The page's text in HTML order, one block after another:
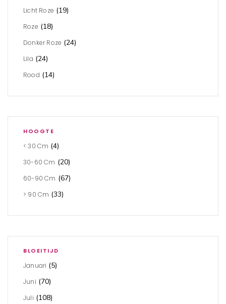
Licht Roze (19)
Roze (18)
Donker Roze (24)
Lila (24)
Rood (14)
HOOGTE
< 30 Cm (4)
30-60 Cm (20)
60-90 Cm (67)
> 90 Cm (33)
BLOEITIJD
Januari (5)
Juni (70)
Juli (108)